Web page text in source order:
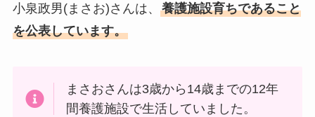
小泉政男(まさお)さんは、 養護施設育ちであること
を公表しています。
まさおさんは3歳から14歳までの12年
間養護施設で生活していました。